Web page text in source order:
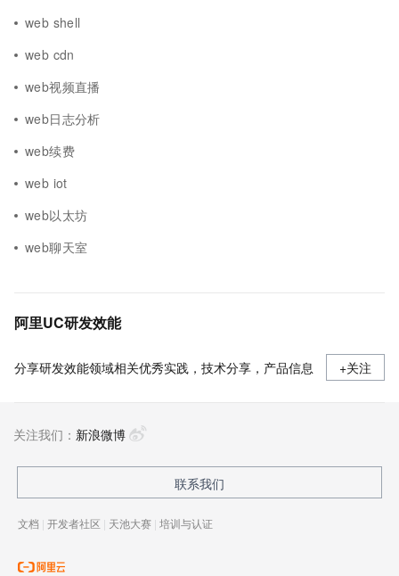
web shell
web cdn
web视频直播
web日志分析
web续费
web iot
web以太坊
web聊天室
阿里UC研发效能
分享研发效能领域相关优秀实践，技术分享，产品信息 +关注
关注我们： 新浪微博
联系我们
文档 | 开发者社区 | 天池大赛 | 培训与认证